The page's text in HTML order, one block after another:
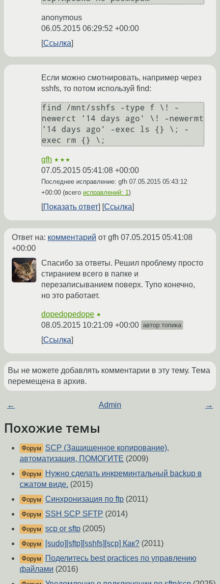
anonymous
06.05.2015 06:29:52 +00:00
Ссылка
Если можно смотнировать, например через
sshfs, то потом используй find:
find /mnt/sshfs -type f \! -
newerct '14 days ago' \! -newermt
'14 days ago' -exec ls {} \; -
exec rm {} \;
gfh ★★★
07.05.2015 05:41:08 +00:00
Последнее исправление: gfh 07.05.2015 05:43:12
+00:00 (всего исправлений: 1)
Показать ответ Ссылка
Ответ на: комментарий от gfh 07.05.2015 05:41:08
+00:00
Спасибо за ответы. Решил проблему просто
стиранием всего в папке и
перезаписыванием поверх. Тупо конечно,
но это работает.
dopedopedope ★
08.05.2015 10:21:09 +00:00 автор топика
Ссылка
Вы не можете добавлять комментарии в эту тему. Тема
перемещена в архив.
← Admin →
Похожие темы
Форум
SCP (Защищенное копирование),
автоматизация, ПОМОГИТЕ (2009)
Форум
Нужно сделать инкреминтальный backup в
сжатом виде. (2015)
Форум Синхронизация по ftp (2011)
Форум SSH SCP SFTP (2014)
Форум scp or sftp (2005)
Форум [sudo][sftp][sshfs][scp] Как? (2011)
Форум
Поделитесь best practices по управлению
файлами (2016)